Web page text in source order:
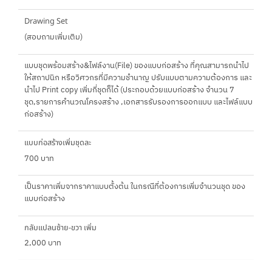
Drawing Set
(สอบถามเพิ่มเติม)
แบบชุดพร้อมสร้าง&ไฟล์งาน(File) ของแบบก่อสร้าง ที่คุณสามารถนำไป
ให้สถาปนิก หรือวิศวกรที่มีความชำนาญ ปรับแบบตามความต้องการ และ
นำไป Print copy เพิ่มกี่ชุดก็ได้ (ประกอบด้วยแบบก่อสร้าง จำนวน 7
ชุด,รายการคำนวณโครงสร้าง ,เอกสารรับรองการออกแบบ และไฟล์แบบ
ก่อสร้าง)
แบบก่อสร้างเพิ่มชุดละ
700 บาท
เป็นราคาเพิ่มจากราคาแบบตั้งต้น ในกรณีที่ต้องการเพิ่มจำนวนชุด ของ
แบบก่อสร้าง
กลับแปลนซ้าย-ขวา เพิ่ม
2,000 บาท